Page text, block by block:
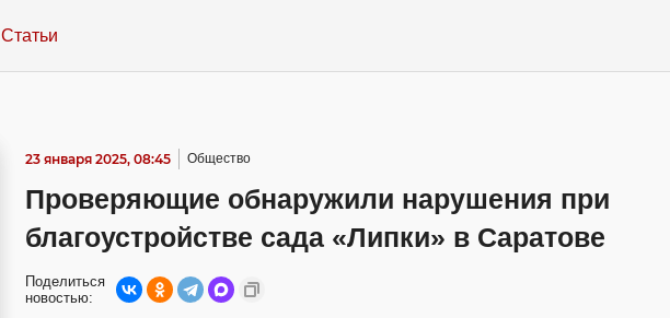
Статьи
23 января 2025, 08:45 Общество
Проверяющие обнаружили нарушения при
благоустройстве сада «Липки» в Саратове
Поделиться
новостью: